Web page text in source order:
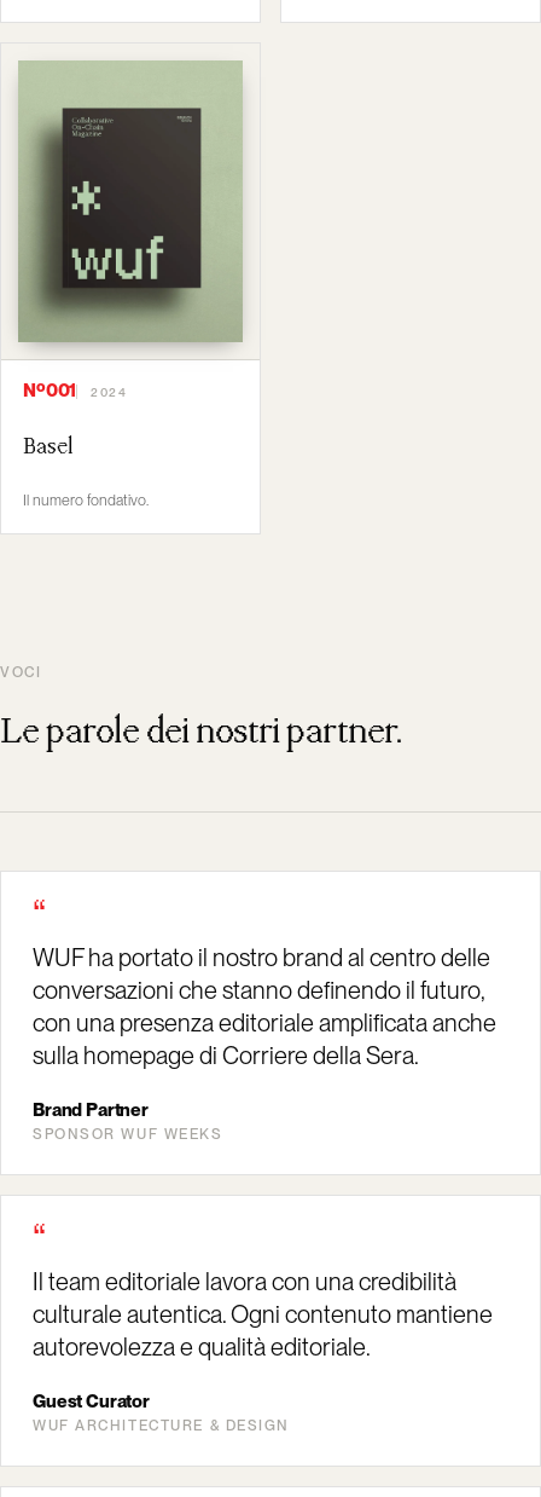
Nº001 2024
Basel
Il numero fondativo.
VOCI
Le parole dei nostri partner.
“
WUF ha portato il nostro brand al centro delle
conversazioni che stanno definendo il futuro,
con una presenza editoriale amplificata anche
sulla homepage di Corriere della Sera.
Brand Partner
SPONSOR WUF WEEKS
“
Il team editoriale lavora con una credibilità
culturale autentica. Ogni contenuto mantiene
autorevolezza e qualità editoriale.
Guest Curator
WUF ARCHITECTURE & DESIGN